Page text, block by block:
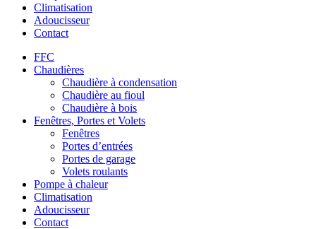
Climatisation
Adoucisseur
Contact
FFC
Chaudières
Chaudière à condensation
Chaudière au fioul
Chaudière à bois
Fenêtres, Portes et Volets
Fenêtres
Portes d’entrées
Portes de garage
Volets roulants
Pompe à chaleur
Climatisation
Adoucisseur
Contact